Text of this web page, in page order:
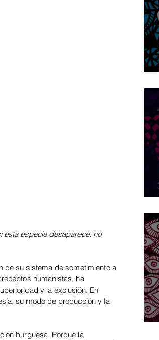
esta especie desaparece, no
de su sistema de sometimiento a
humanistas, ha
y la exclusión. En
su modo de producción y la
burguesa. Porque la